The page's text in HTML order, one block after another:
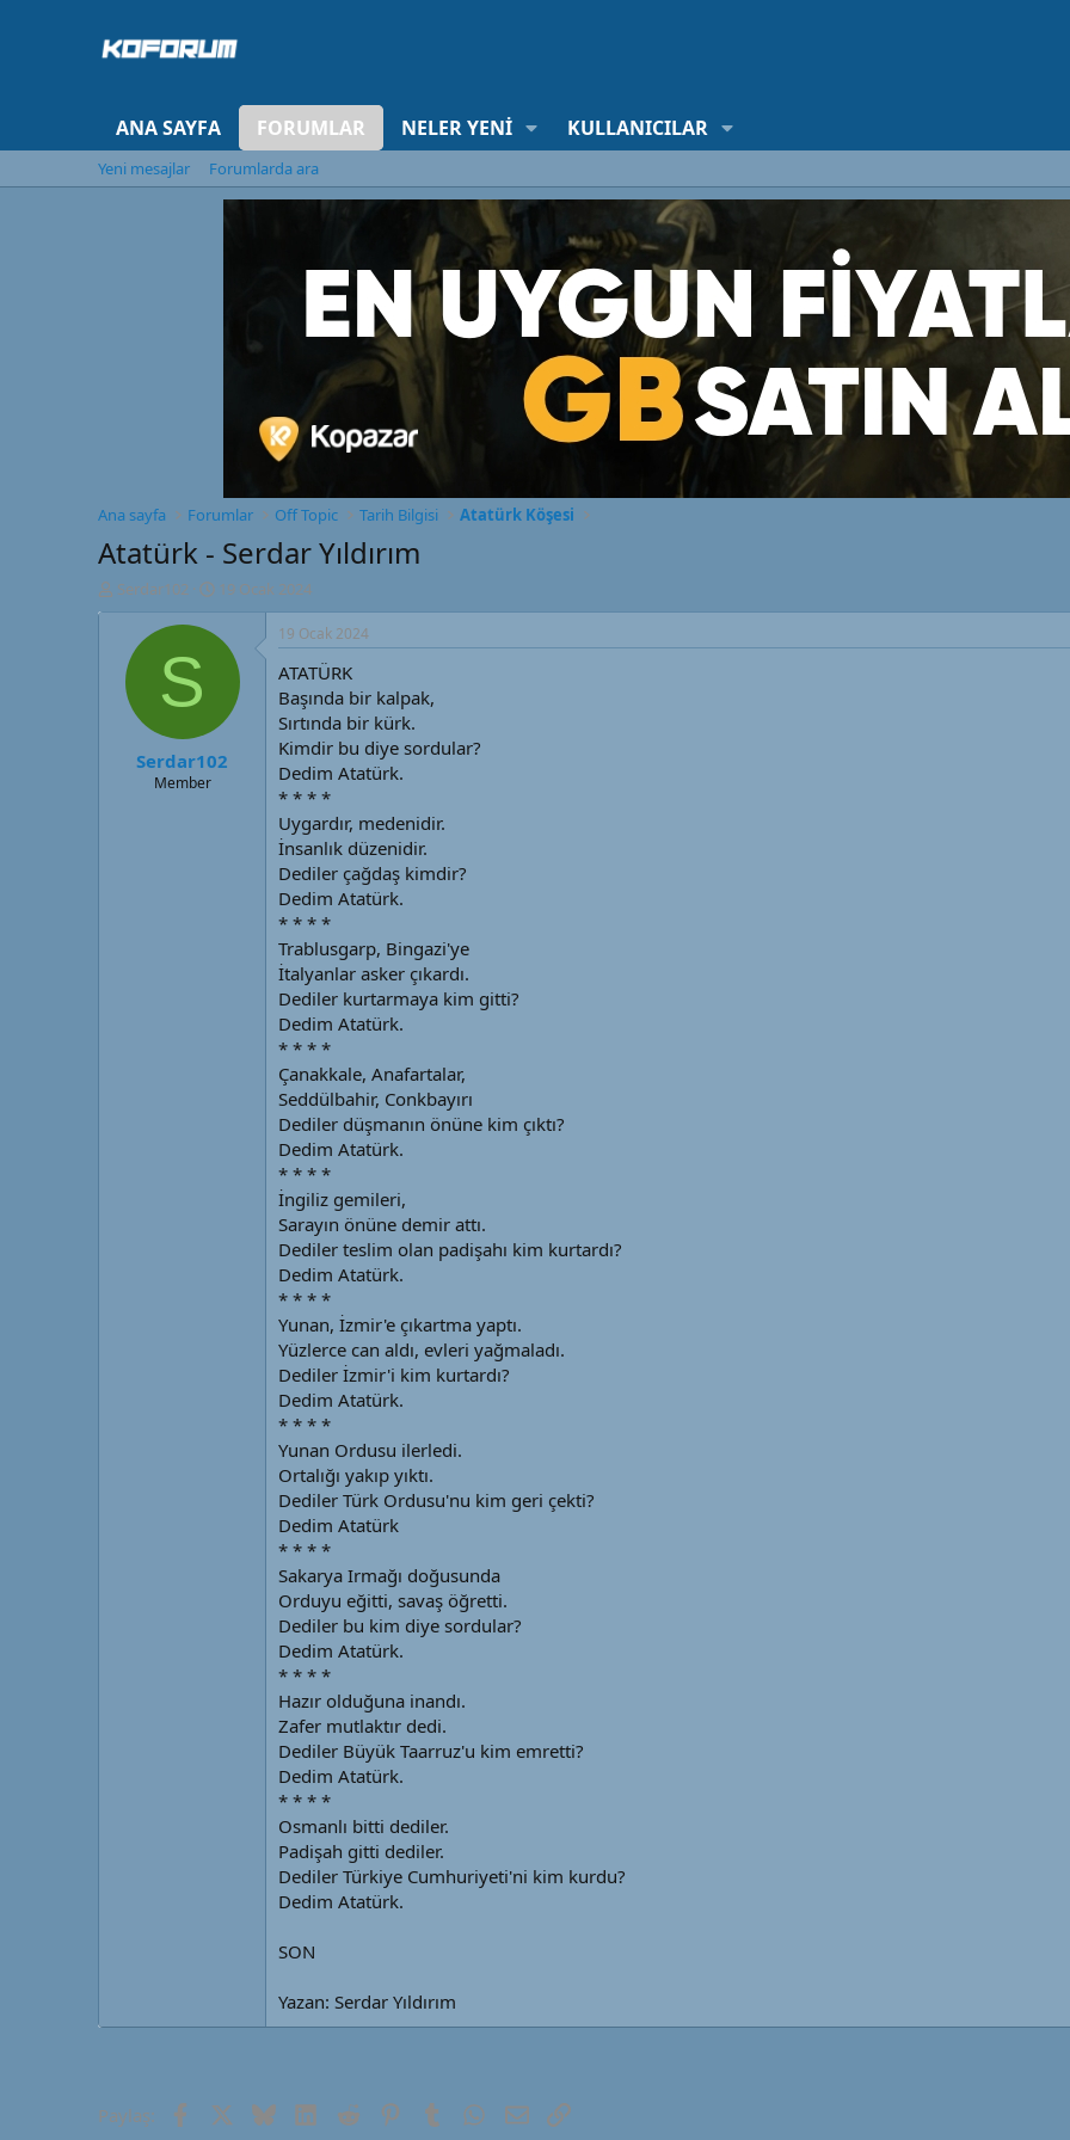
ANA SAYFA FORUMLAR NELER YENI KULLANICILAR
Yeni mesajlar Forumlarda ara
Ana sayfa Forumlar Off Topic Tarih Bilgisi Atatürk Köşesi
Atatürk - Serdar Yıldırım
K
o
Serdar102
B
a
g
ç
19 Ocak 2024
S
Serdar102
Member
19 Ocak 2024
ATATÜRK
Başında bir kalpak,
Sırtında bir kürk.
Kimdir bu diye sordular?
Dedim Atatürk.
* * * *
Uygardır, medenidir.
İnsanlık düzenidir.
Dediler çağdaş kimdir?
Dedim Atatürk.
* * * *
Trablusgarp, Bingazi'ye
İtalyanlar asker çıkardı.
Dediler kurtarmaya kim gitti?
Dedim Atatürk.
* * * *
Çanakkale, Anafartalar,
Seddülbahir, Conkbayırı
Dediler düşmanın önüne kim çıktı?
Dedim Atatürk.
* * * *
İngiliz gemileri,
Sarayın önüne demir attı.
Dediler teslim olan padişahı kim kurtardı?
Dedim Atatürk.
* * * *
Yunan, İzmir'e çıkartma yaptı.
Yüzlerce can aldı, evleri yağmaladı.
Dediler İzmir'i kim kurtardı?
Dedim Atatürk.
* * * *
Yunan Ordusu ilerledi.
Ortalığı yakıp yıktı.
Dediler Türk Ordusu'nu kim geri çekti?
Dedim Atatürk
* * * *
Sakarya Irmağı doğusunda
Orduyu eğitti, savaş öğretti.
Dediler bu kim diye sordular?
Dedim Atatürk.
* * * *
Hazır olduğuna inandı.
Zafer mutlaktır dedi.
Dediler Büyük Taarruz'u kim emretti?
Dedim Atatürk.
* * * *
Osmanlı bitti dediler.
Padişah gitti dediler.
Dediler Türkiye Cumhuriyeti'ni kim kurdu?
Dedim Atatürk.
SON
Yazan: Serdar Yıldırım
Paylaş: FacebookX (Twitter)
BlueskyLinkedIn
Reddit PinterestTumblr WhatsApp
E-postaLink